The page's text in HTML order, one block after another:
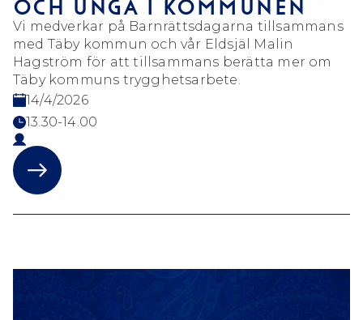
OCH UNGA I KOMMUNEN
Vi medverkar på Barnrättsdagarna tillsammans
med Täby kommun och vår Eldsjäl Malin
Hagström för att tillsammans berätta mer om
Täby kommuns trygghetsarbete.
14/4/2026
13.30-14.00